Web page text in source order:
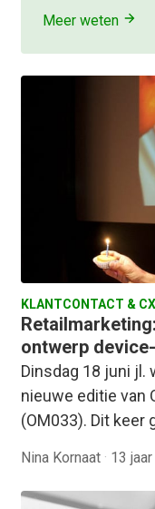
Meer weten
KLANTCONTACT & CX
ontwerp
Dinsdag 18 juni jl.
nieuwe editie van
(OM033). Dit
Nina Kornaat · 13